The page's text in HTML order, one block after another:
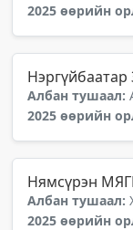
2025 өөрийн
Албан тушаал:
2025 өөрийн
Нямсүрэн
Албан тушаал:
2025 өөрийн